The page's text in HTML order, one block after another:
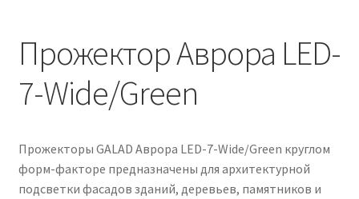
кронштейнов «Opora Engineering»
Отправить заявку
Политика конфиденциальности
Прожектор Аврора LED-
7-Wide/Green
Прожекторы GALAD Аврора LED-7-Wide/Green круглом
форм-факторе предназначены для архитектурной
подсветки фасадов зданий, деревьев, памятников и